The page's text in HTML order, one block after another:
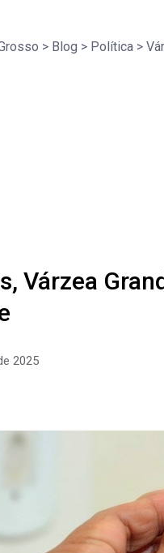
> Blog > Política >
Várzea
2025